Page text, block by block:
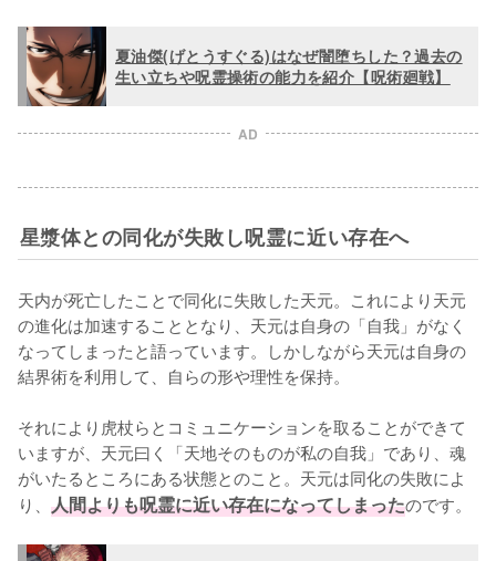
夏油傑(げとうすぐる)はなぜ闇堕ちした？過去の
生い立ちや呪霊操術の能力を紹介【呪術廻戦】
AD
星漿体との同化が失敗し呪霊に近い存在へ
天内が死亡したことで同化に失敗した天元。これにより天元
の進化は加速することとなり、天元は自身の「自我」がなく
なってしまったと語っています。しかしながら天元は自身の
結界術を利用して、自らの形や理性を保持。
それにより虎杖らとコミュニケーションを取ることができて
いますが、天元曰く「天地そのものが私の自我」であり、魂
がいたるところにある状態とのこと。天元は同化の失敗によ
り、 人間よりも呪霊に近い存在になってしまったのです。